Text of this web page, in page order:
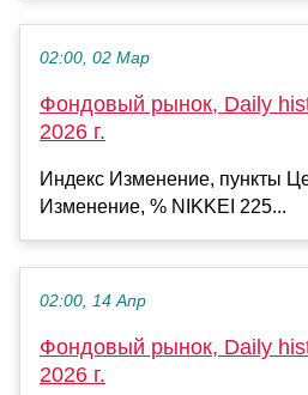
02:00, 02 Мар
Фондовый рынок, Daily
2026 г.
Индекс Изменение, пункты
Изменение, % NIKKEI 225...
02:00, 14 Апр
Фондовый рынок, Daily
2026 г.